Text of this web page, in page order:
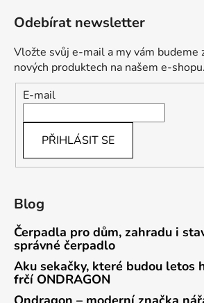
Odebírat newsletter
Vložte svůj e-mail a my vám budeme
nových produktech na našem e-shopu.
E-mail
PŘIHLÁSIT SE
Blog
Čerpadla pro dům, zahradu i
správné čerpadlo
Aku sekačky, které budou letos
frčí ONDRAGON